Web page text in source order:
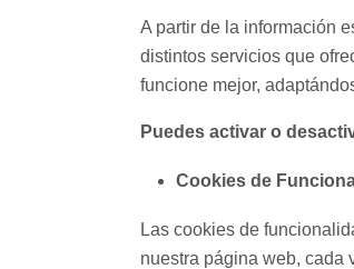
A partir de la información
distintos servicios que
funcione mejor,
Puedes activar o
Cookies de
Las cookies de
nuestra página web, cada